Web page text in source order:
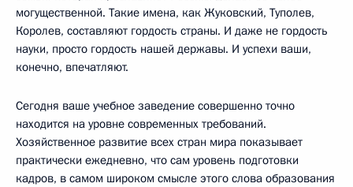
могущественной. Такие имена, как Жуковский, Туполев,
Королев, составляют гордость страны. И даже не гордость
науки, просто гордость нашей державы. И успехи ваши,
конечно, впечатляют.
Сегодня ваше учебное заведение совершенно точно
находится на уровне современных требований.
Хозяйственное развитие всех стран мира показывает
практически ежедневно, что сам уровень подготовки
кадров, в самом широком смысле этого слова образования